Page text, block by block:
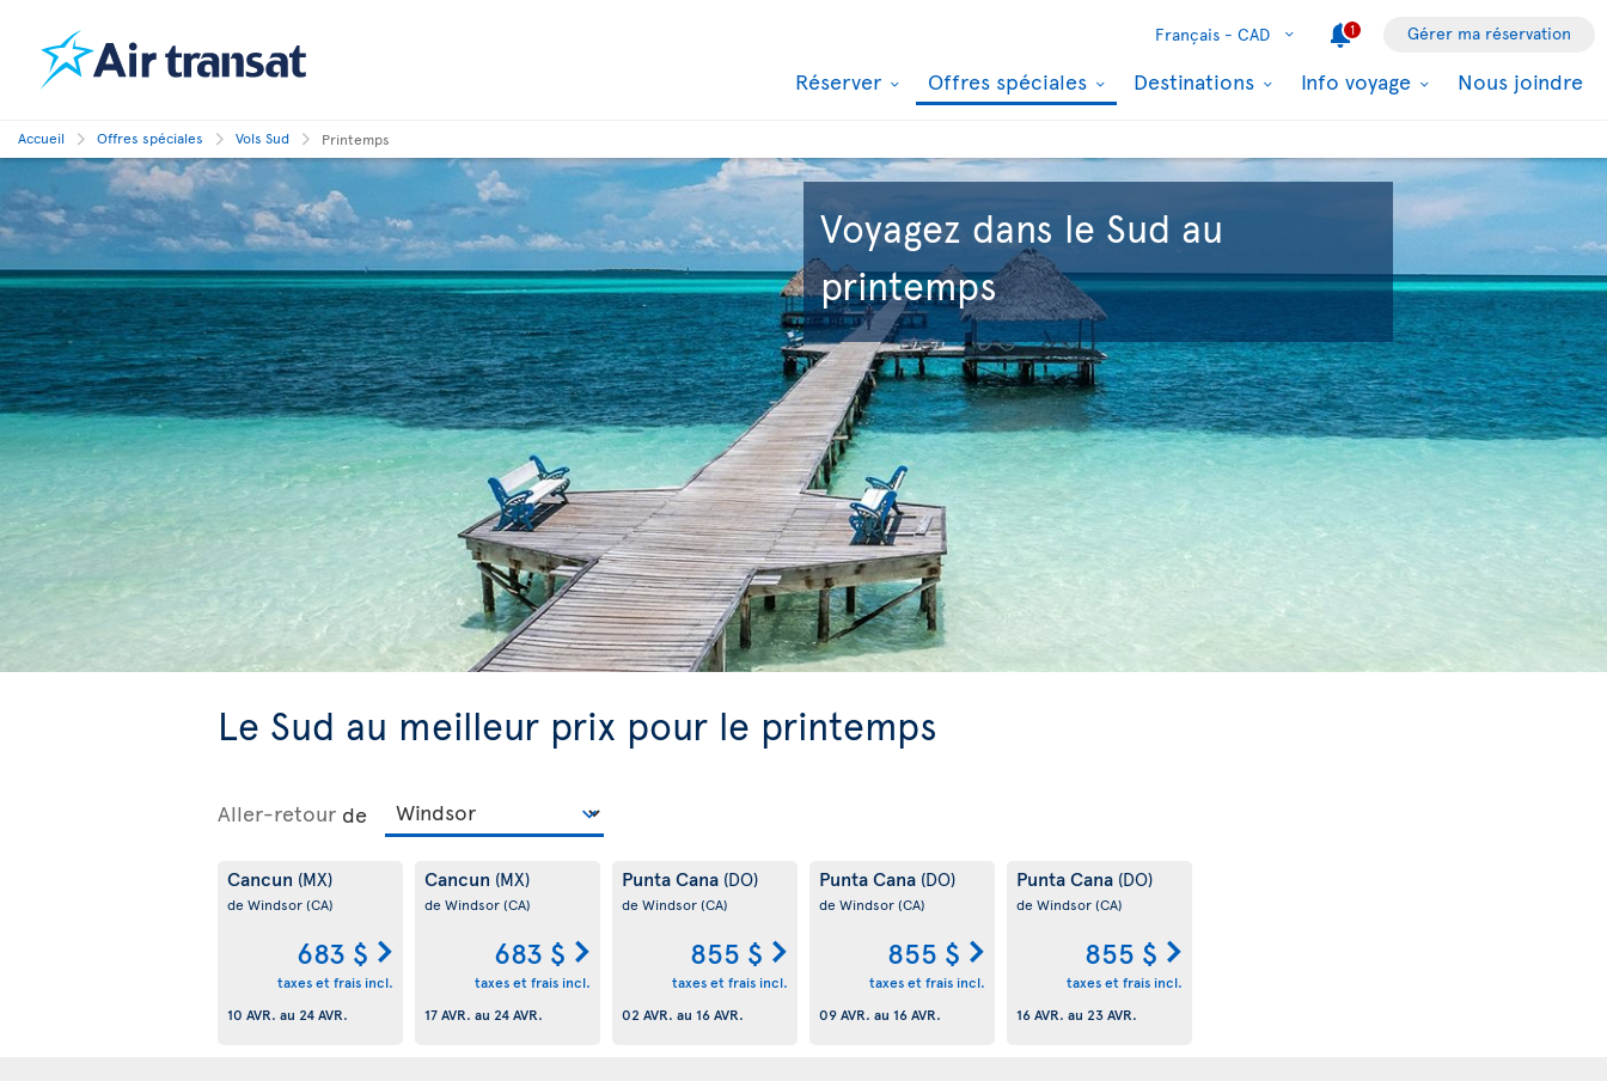
Français - CAD 1 Gérer ma réservation
Réserver Offres spéciales Destinations Info voyage Nous joindre
Accueil Offres spéciales Vols Sud Printemps
Voyagez dans le Sud au
printemps
Le Sud au meilleur prix pour le printemps
Aller-retour de
Cancun (MX)
de Windsor(CA)
683 $
taxes et frais incl.
10 AVR. au 24 AVR.
Cancun (MX)
de Windsor(CA)
683 $
taxes et frais incl.
17 AVR. au 24 AVR.
Punta Cana (DO)
de Windsor(CA)
855 $
taxes et frais incl.
02 AVR. au 16 AVR.
Punta Cana (DO)
de Windsor(CA)
855 $
taxes et frais incl.
09 AVR. au 16 AVR.
Punta Cana (DO)
de Windsor(CA)
855 $
taxes et frais incl.
16 AVR. au 23 AVR.